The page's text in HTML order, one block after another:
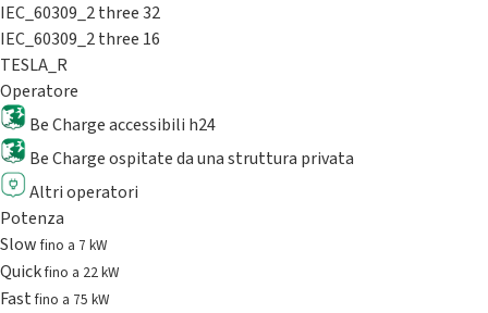
IEC_60309_2 three 32
IEC_60309_2 three 16
TESLA_R
Operatore
Be Charge accessibili h24
Be Charge ospitate da una struttura privata
Altri operatori
Potenza
Slowfino a 7 kW
Quickfino a 22 kW
Fastfino a 75 kW